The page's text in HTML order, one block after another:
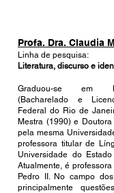
Profa. Dra. Claudia
Linha de pesquisa:
Literatura, discurso e
Graduou-se em
(Bacharelado e
Federal do Rio de
Mestra (1990) e
pela mesma
professora titular de
Universidade do
Atualmente, é
Pedro II. No campo
principalmente